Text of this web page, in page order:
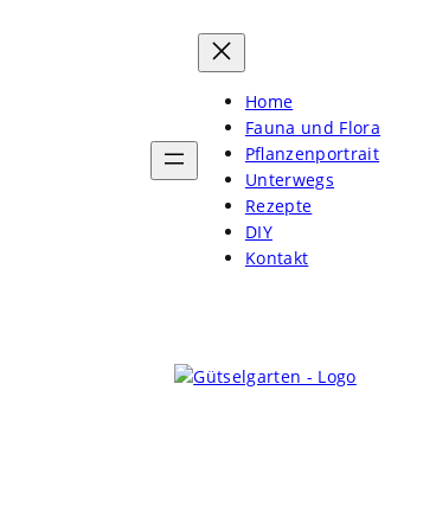
Home
Fauna und Flora
Pflanzenportrait
Unterwegs
Rezepte
DIY
Kontakt